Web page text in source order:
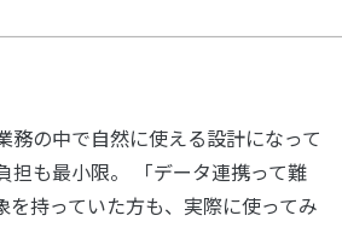
務の中で自然に使える設計になって
担も最小限。 「データ連携って難
持っていた方も、実際に使ってみ